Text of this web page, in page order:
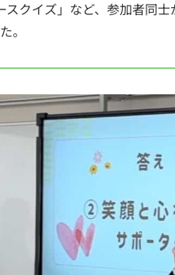
クイズ」など、参加者同
。